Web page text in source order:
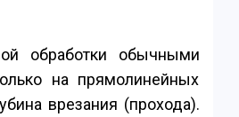
обработки обычными
на прямолинейных
врезания (прохода).